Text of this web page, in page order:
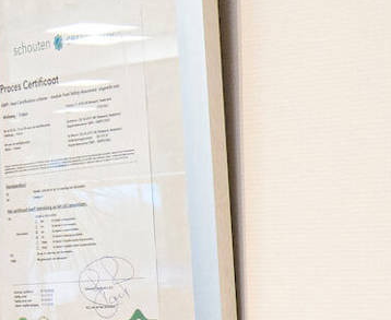
Engeland
naar Spanje
Douane activiteiten
Logistieke oplossingen
Ons nauwsluitende netwerk,
materieel en ervaren chauffeurs